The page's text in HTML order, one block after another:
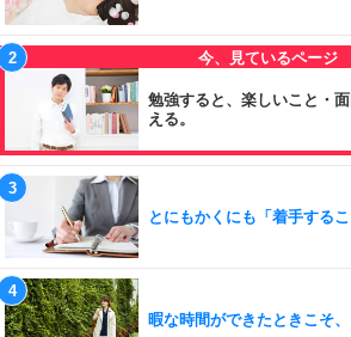
勉強すると、楽しいこと・
える。
とにもかくにも「着手するこ
暇な時間ができたときこそ